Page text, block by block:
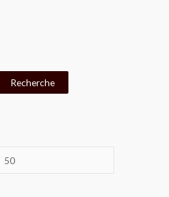
Recherche